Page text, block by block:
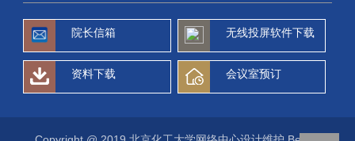
院长信箱 无线投屏软件下载
资料下载 会议室预订